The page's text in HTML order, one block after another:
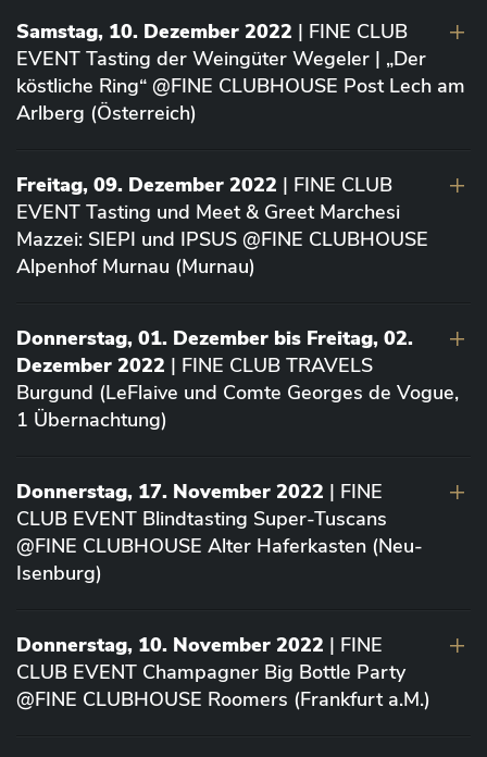
Samstag, 10. Dezember 2022 | FINE CLUB
EVENT Tasting der Weingüter Wegeler | „Der
köstliche Ring“ @FINE CLUBHOUSE Post Lech am
Arlberg (Österreich)
Freitag, 09. Dezember 2022 | FINE CLUB
EVENT Tasting und Meet & Greet Marchesi
Mazzei: SIEPI und IPSUS @FINE CLUBHOUSE
Alpenhof Murnau (Murnau)
Donnerstag, 01. Dezember bis Freitag, 02.
Dezember 2022 | FINE CLUB TRAVELS
Burgund (LeFlaive und Comte Georges de Vogue,
1 Übernachtung)
Donnerstag, 17. November 2022 | FINE
CLUB EVENT Blindtasting Super-Tuscans
@FINE CLUBHOUSE Alter Haferkasten (Neu-
Isenburg)
Donnerstag, 10. November 2022 | FINE
CLUB EVENT Champagner Big Bottle Party
@FINE CLUBHOUSE Roomers (Frankfurt a.M.)